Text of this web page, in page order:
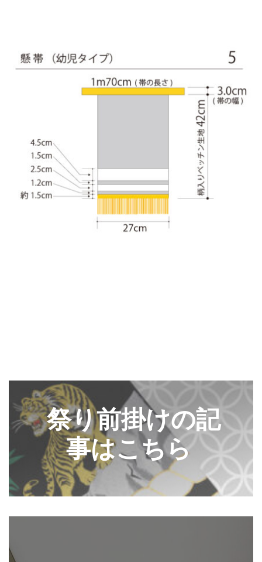
祭り前掛けの記
事はこちら
ー
リ
周辺でのキリコとは、古くから残っているお盆のお墓参りの時期の
伝統的な風習です。 正確には、木や紙でできた灯篭のような箱で、
お墓参りの際には中にろうそくを立ててお墓の前に吊るします。
◆「よばれ」とは・・・・・・地域で行われる祭りなどで家人が親
◆天人堂とは？・・・・・戦前金沢では12月25日から正月15日まで
天神堂（お嫁さんの実家から男の初孫さんに賜る）を飾る家があり
ました。加賀藩主前田家の先祖は菅原道真といわれ、道真が前田の
神様と敬われているだけに「天神様」と崇拝が信仰に結びついたの
だと思われます。「勉強ができますように」との願いをこめて天神
◆「こぶた」とは？・・・・・「よばれ」の際、御膳（ごぜん）に